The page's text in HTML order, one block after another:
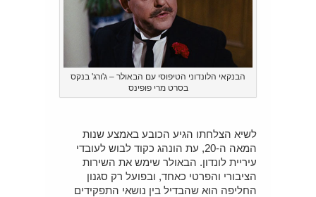
הבנקאי הלונדוני הטיפוסי עם הבאולר – ג'ורג' בנקס
בסרט מרי פופינס
לשיא הצלחתו הגיע הכובע באמצע שנות
המאה ה-20, עת הונהג כקוד לבוש לעובדי
עיריית לונדון. הבאולר שימש את השירות
הציבורי והפרטי כאחד, ובפועל רק סגנון
החליפה הוא שהבדיל בין נושאי התפקידים